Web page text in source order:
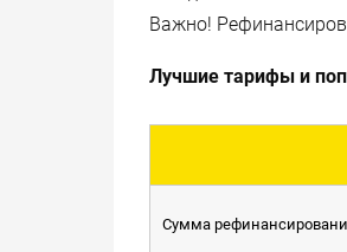
Важно!
Лучшие тарифы и
Сумма